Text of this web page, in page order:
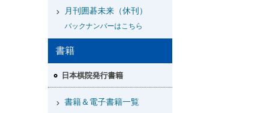
月刊囲碁未来（休刊）
バックナンバーはこちら
書籍
日本棋院発行書籍
書籍＆電子書籍一覧